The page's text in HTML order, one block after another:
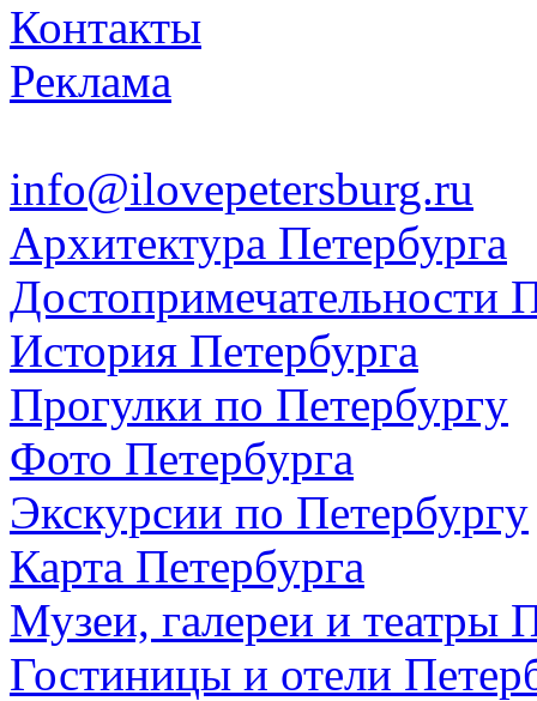
Контакты
Реклама
info@ilovepetersburg.ru
Архитектура Петербурга
Достопримечательности
История Петербурга
Прогулки по Петербургу
Фото Петербурга
Экскурсии по Петербургу
Карта Петербурга
Музеи, галереи и театры
Гостиницы и отели